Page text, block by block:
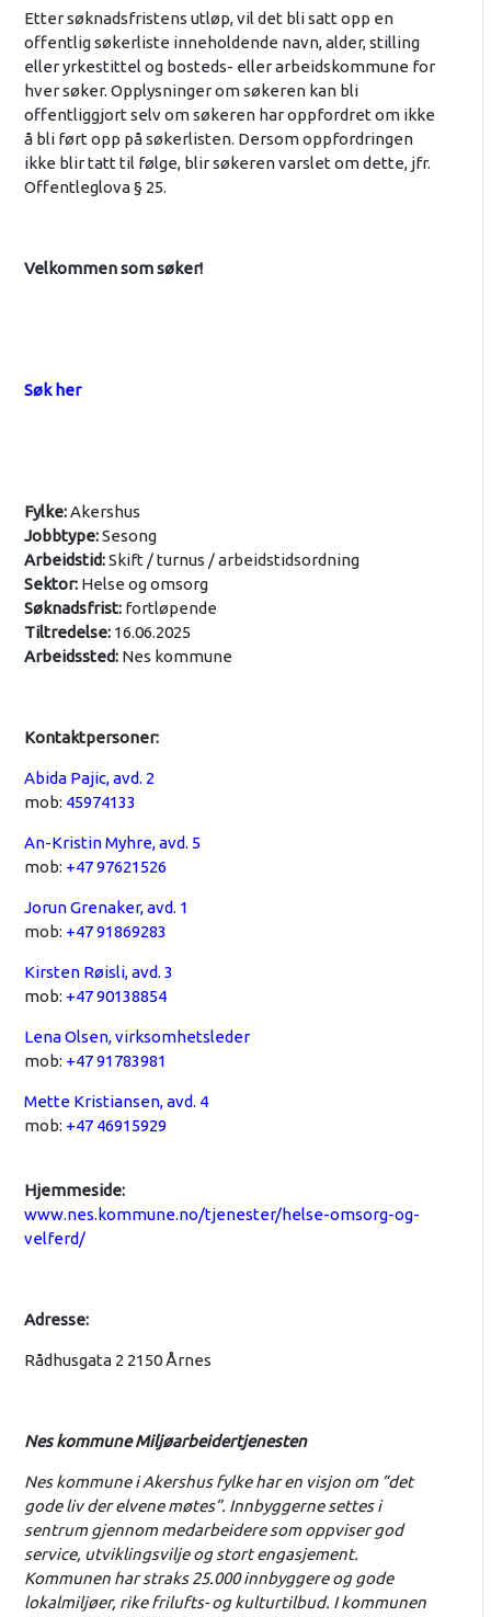
Etter søknadsfristens utløp, vil det bli satt opp en
offentlig søkerliste inneholdende navn, alder, stilling
eller yrkestittel og bosteds- eller arbeidskommune for
hver søker. Opplysninger om søkeren kan bli
offentliggjort selv om søkeren har oppfordret om ikke
å bli ført opp på søkerlisten. Dersom oppfordringen
ikke blir tatt til følge, blir søkeren varslet om dette, jfr.
Offentleglova § 25.
Velkommen som søker!
Søk her
Fylke:Akershus
Jobbtype:Sesong
Arbeidstid:Skift / turnus / arbeidstidsordning
Sektor: Helse og omsorg
Søknadsfrist: fortløpende
Tiltredelse: 16.06.2025
Arbeidssted: Nes kommune
Kontaktpersoner:
Abida Pajic, avd. 2
mob: 45974133
An-Kristin Myhre, avd. 5
mob: +47 97621526
Jorun Grenaker, avd. 1
mob: +47 91869283
Kirsten Røisli, avd. 3
mob: +47 90138854
Lena Olsen, virksomhetsleder
mob: +47 91783981
Mette Kristiansen, avd. 4
mob: +47 46915929
Hjemmeside:
www.nes.kommune.no/tjenester/helse-omsorg-og-
velferd/
Adresse:
Rådhusgata 2 2150 Årnes
Nes kommune Miljøarbeidertjenesten
Nes kommune i Akershus fylke har en visjon om ”det
gode liv der elvene møtes”. Innbyggerne settes i
sentrum gjennom medarbeidere som oppviser god
service, utviklingsvilje og stort engasjement.
Kommunen har straks 25.000 innbyggere og gode
lokalmiljøer, rike frilufts- og kulturtilbud. I kommunen